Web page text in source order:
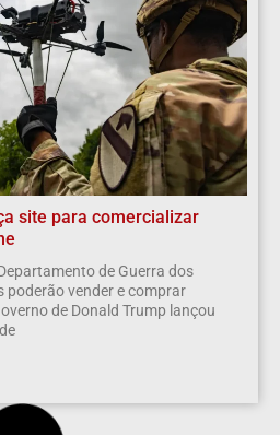
site para comercializar
de Guerra dos
poderão vender e comprar
de Donald Trump lançou